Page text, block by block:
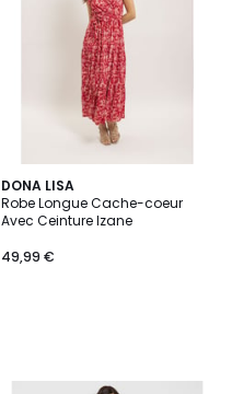
DONA LISA
Robe Longue Cache-coeur
Avec Ceinture Izane
49,99 €